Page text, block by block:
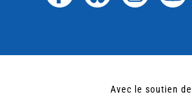
Avec le soutien